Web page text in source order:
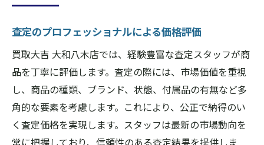
査定のプロフェッショナルによる価格評価
買取大吉 大和八木店では、経験豊富な査定スタッフが商
品を丁寧に評価します。査定の際には、市場価値を重視
し、商品の種類、ブランド、状態、付属品の有無など多
角的な要素を考慮します。これにより、公正で納得のい
く査定価格を実現します。スタッフは最新の市場動向を
常に把握しており、信頼性のある査定結果を提供しま